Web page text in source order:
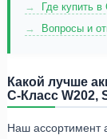
Где купить
Вопросы и
Какой лучше
C-Класс W202,
Наш ассортимент